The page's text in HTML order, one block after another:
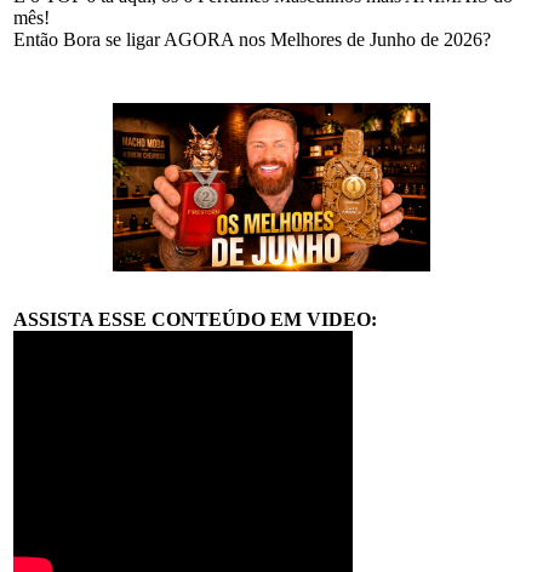
mês!
Então Bora se ligar AGORA nos Melhores de Junho de 2026?
ASSISTA ESSE CONTEÚDO EM VIDEO: